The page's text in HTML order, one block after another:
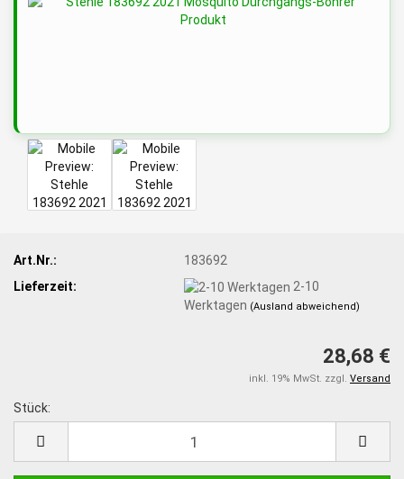
Art.Nr.:
183692
Lieferzeit:
2-10
Werktagen (Ausland abweichend)
28,68 €
inkl. 19% MwSt. zzgl. Versand
Stück: